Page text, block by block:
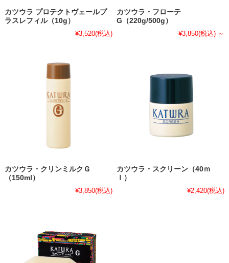
カツウラ プロテクトヴェールプ
ラスレフィル（10g）
¥3,520(税込)
カツウラ・フローテ
G（220g/500g）
¥3,850(税込) ～
カツウラ・クリンミルクＧ
（150ml）
¥3,850(税込)
カツウラ・スクリーン（40ｍ
ｌ）
¥2,420(税込)